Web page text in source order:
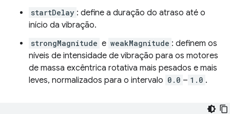
startDelay : define a duração do atraso até o
início da vibração.
strongMagnitude e weakMagnitude : definem os
níveis de intensidade de vibração para os motores
de massa excêntrica rotativa mais pesados e mais
leves, normalizados para o intervalo 0.0 – 1.0 .